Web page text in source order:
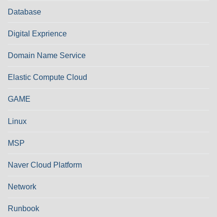
Database
Digital Exprience
Domain Name Service
Elastic Compute Cloud
GAME
Linux
MSP
Naver Cloud Platform
Network
Runbook